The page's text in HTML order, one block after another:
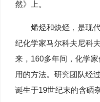
然》上。
烯烃和炔烃，是现
纪化学家马尔科夫尼科
来，160多年间，化学
用的方法。研究团队经
诞生于19世纪末的含硒